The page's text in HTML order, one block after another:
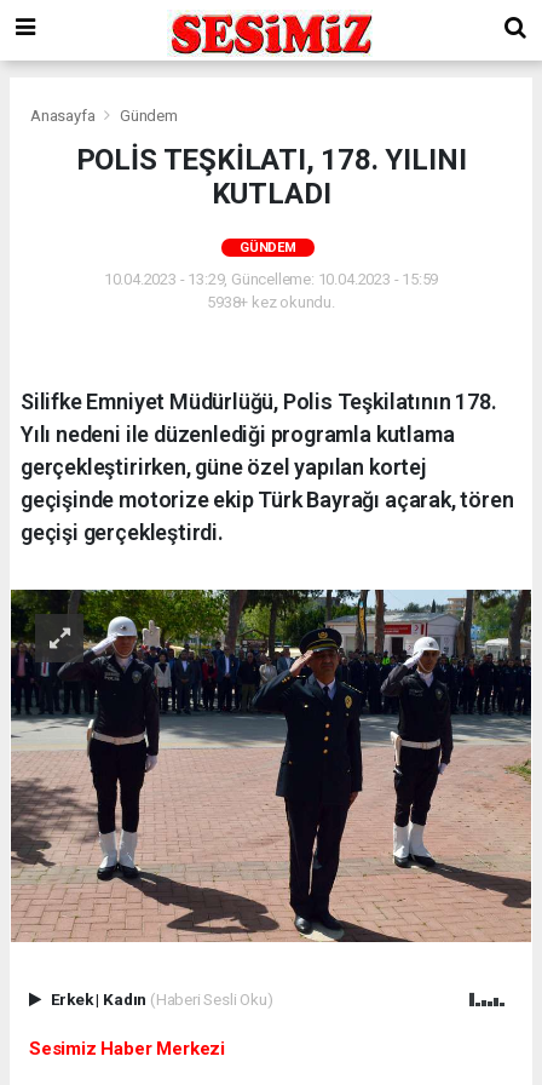
Anasayfa Gündem
POLİS TEŞKİLATI, 178. YILINI
KUTLADI
GÜNDEM
10.04.2023 - 13:29, Güncelleme: 10.04.2023 - 15:59
5938+ kez okundu.
Silifke Emniyet Müdürlüğü, Polis Teşkilatının 178.
Yılı nedeni ile düzenlediği programla kutlama
gerçekleştirirken, güne özel yapılan kortej
geçişinde motorize ekip Türk Bayrağı açarak, tören
geçişi gerçekleştirdi.
Erkek| Kadın (Haberi Sesli Oku)
Sesimiz Haber Merkezi